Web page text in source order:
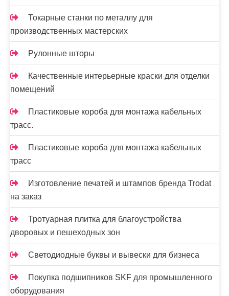
Токарные станки по металлу для
производственных мастерских
Рулонные шторы
Качественные интерьерные краски для отделки
помещений
Пластиковые короба для монтажа кабельных
трасс.
Пластиковые короба для монтажа кабельных
трасс
Изготовление печатей и штампов бренда Trodat
на заказ
Тротуарная плитка для благоустройства
дворовых и пешеходных зон
Светодиодные буквы и вывески для бизнеса
Покупка подшипников SKF для промышленного
оборудования